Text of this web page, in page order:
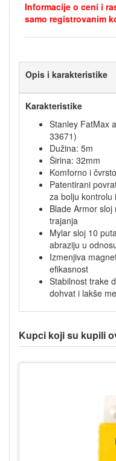
Informacije o ceni i
samo registrovanim
Opis i karakteristike
Karakteristike
Stanley FatMax
33671)
Dužina: 5m
Širina: 32mm
Komforno i
Patentirani
za bolju kontrolu
Blade Armor
trajanja
Mylar sloj 10
abraziju u
Izmenjiva
efikasnost
Stabilnost trake
dohvat i lakše
Kupci koji su kupili